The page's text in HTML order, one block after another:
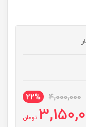
4,000,000
22%
تومان